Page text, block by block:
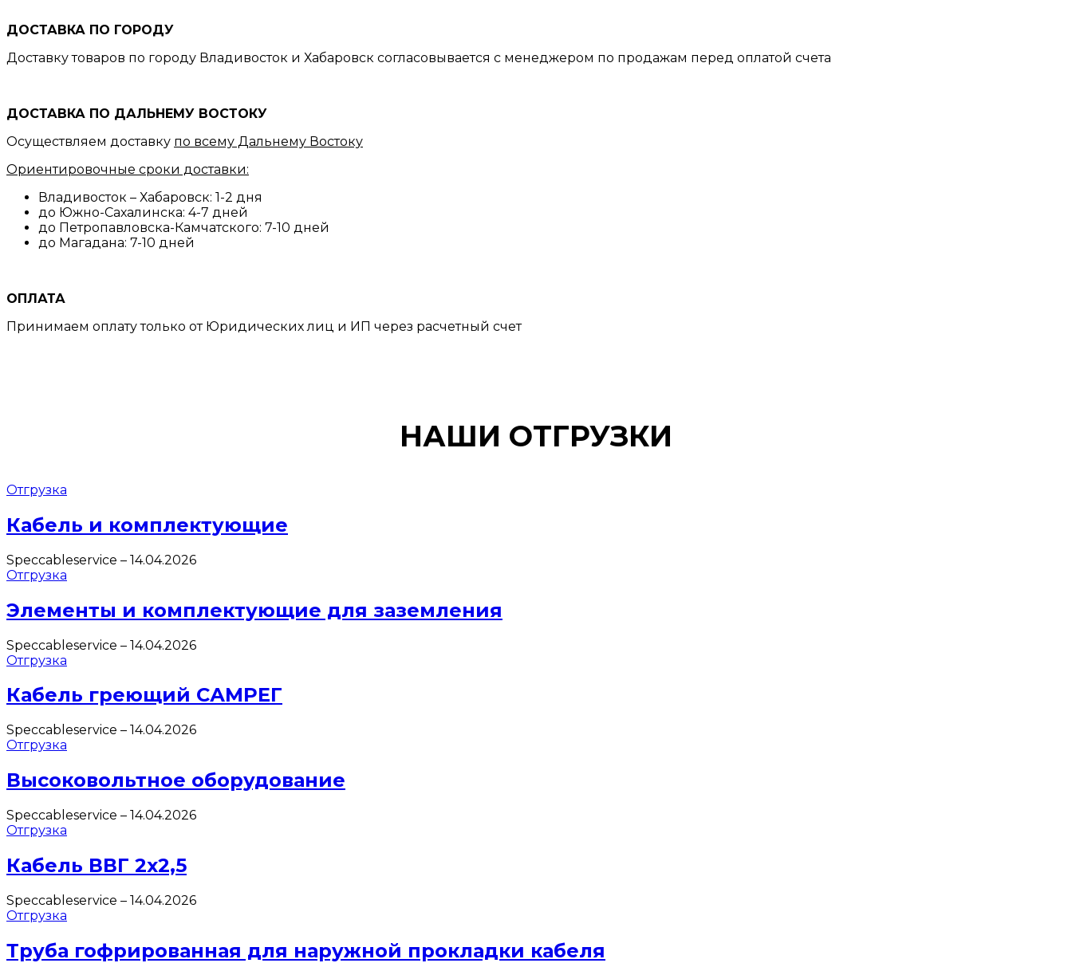
ДОСТАВКА ПО ГОРОДУ
Доставку товаров по городу Владивосток и Хабаровск согласовывается с менеджером по продажам перед оплатой счета
ДОСТАВКА ПО ДАЛЬНЕМУ ВОСТОКУ
Осуществляем доставку по всему Дальнему Востоку
Ориентировочные сроки доставки:
Владивосток – Хабаровск: 1-2 дня
до Южно-Сахалинска: 4-7 дней
до Петропавловска-Камчатского: 7-10 дней
до Магадана: 7-10 дней
ОПЛАТА
Принимаем оплату только от Юридических лиц и ИП через расчетный счет
НАШИ ОТГРУЗКИ
Отгрузка
Кабель и комплектующие
Speccableservice – 14.04.2026
Отгрузка
Элементы и комплектующие для заземления
Speccableservice – 14.04.2026
Отгрузка
Кабель греющий САМРЕГ
Speccableservice – 14.04.2026
Отгрузка
Высоковольтное оборудование
Speccableservice – 14.04.2026
Отгрузка
Кабель ВВГ 2х2,5
Speccableservice – 14.04.2026
Отгрузка
Труба гофрированная для наружной прокладки кабеля